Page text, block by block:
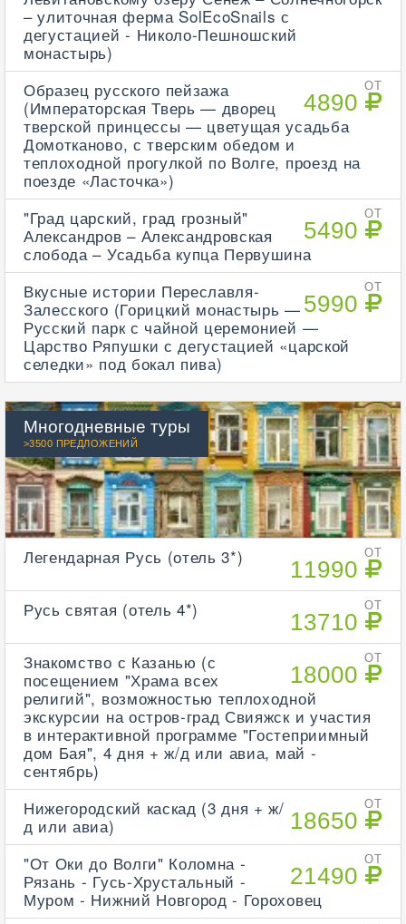
– улиточная ферма SolEcoSnails с
дегустацией - Николо-Пешношский
монастырь)
ОТ
4890
Образец русского пейзажа
(Императорская Тверь — дворец
тверской принцессы — цветущая усадьба
Домотканово, с тверским обедом и
теплоходной прогулкой по Волге, проезд на
поезде «Ласточка»)
ОТ
5490
"Град царский, град грозный"
Александров – Александровская
слобода – Усадьба купца Первушина
ОТ
5990
Вкусные истории Переславля-
Залесского (Горицкий монастырь —
Русский парк с чайной церемонией —
Царство Ряпушки с дегустацией «царской
селедки» под бокал пива)
Многодневные туры
>3500 ПРЕДЛОЖЕНИЙ
ОТ
11990
Легендарная Русь (отель 3*)
ОТ
13710
Русь святая (отель 4*)
ОТ
18000
Знакомство с Казанью (с
посещением "Храма всех
религий", возможностью теплоходной
экскурсии на остров-град Свияжск и участия
в интерактивной программе "Гостеприимный
дом Бая", 4 дня + ж/д или авиа, май -
сентябрь)
ОТ
18650
Нижегородский каскад (3 дня + ж/
д или авиа)
ОТ
21490
"От Оки до Волги" Коломна -
Рязань - Гусь-Хрустальный -
Муром - Нижний Новгород - Гороховец